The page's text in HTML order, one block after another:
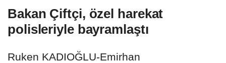
Bakan Çiftçi, özel harekat
polisleriyle bayramlaştı
Ruken KADIOĞLU-Emirhan